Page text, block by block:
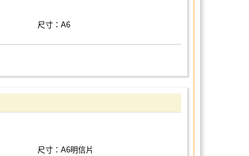
尺寸：A6
尺寸：A6明信片